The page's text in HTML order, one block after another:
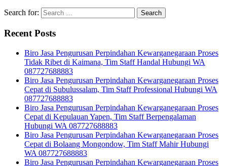
Search for:
Recent Posts
Biro Jasa Pengurusan Perpindahan Kewarganegaraan Proses
Tidak Ribet di Kaimana, Tim Staff Handal Hubungi WA
087727688883
Biro Jasa Pengurusan Perpindahan Kewarganegaraan Proses
Cepat di Subulussalam, Tim Staff Professional Hubungi WA
087727688883
Biro Jasa Pengurusan Perpindahan Kewarganegaraan Proses
Cepat di Kepulauan Yapen, Tim Staff Berpengalaman
Hubungi WA 087727688883
Biro Jasa Pengurusan Perpindahan Kewarganegaraan Proses
Cepat di Bolaang Mongondow, Tim Staff Mahir Hubungi
WA 087727688883
Biro Jasa Pengurusan Perpindahan Kewarganegaraan Proses